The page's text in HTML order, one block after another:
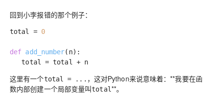
回到小李报错的那个例子：
total = 0
def add_number(n) :
total = total + n
这里有一个total = ... ，这对Python来说意味着：**我要在函
数内部创建一个局部变量叫total**。